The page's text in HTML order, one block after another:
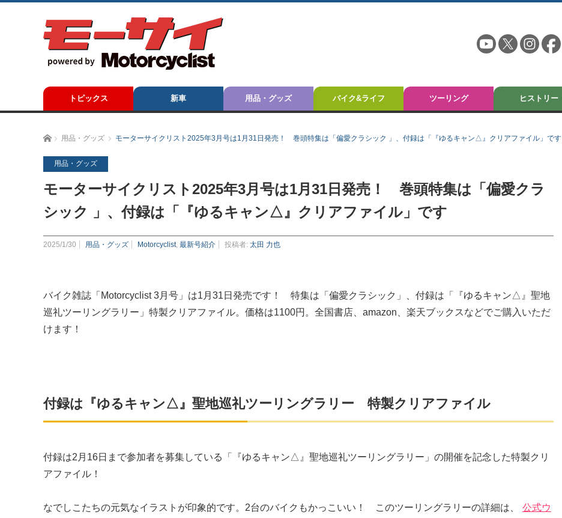
トピックス 新車 用品・グッズ バイク&ライフ ツーリング ヒストリー
ホーム用品・グッズ モーターサイクリスト2025年3月号は1月31日発売！ 巻頭特集は「偏愛クラシック 」、付録は「『ゆるキャン△』クリアファイル」です
用品・グッズ
モーターサイクリスト2025年3月号は1月31日発売！ 巻頭特集は「偏愛クラ
シック 」、付録は「『ゆるキャン△』クリアファイル」です
2025/1/30 用品・グッズ Motorcyclist, 最新号紹介 投稿者: 太田 力也
バイク雑誌「Motorcyclist 3月号」は1月31日発売です！ 特集は「偏愛クラシック」、付録は「『ゆるキャン△』聖地
巡礼ツーリングラリー」特製クリアファイル。価格は1100円。全国書店、amazon、楽天ブックスなどでご購入いただ
けます！
付録は『ゆるキャン△』聖地巡礼ツーリングラリー 特製クリアファイル
付録は2月16日まで参加者を募集している「『ゆるキャン△』聖地巡礼ツーリングラリー」の開催を記念した特製クリ
アファイル！
なでしこたちの元気なイラストが印象的です。2台のバイクもかっこいい！ このツーリングラリーの詳細は、
公式ウ